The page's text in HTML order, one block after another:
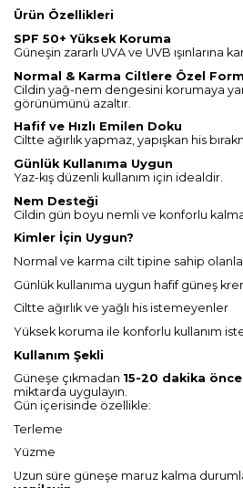
Ürün Özellikleri
SPF 50+ Yüksek Koruma
Güneşin zararlı UVA ve UVB ışınlarına
Normal & Karma Ciltlere Özel
Cildin yağ-nem dengesini korumaya
görünümünü azaltır.
Hafif ve Hızlı Emilen Doku
Ciltte ağırlık yapmaz, yapışkan his
Günlük Kullanıma Uygun
Yaz-kış düzenli kullanım için idealdir.
Nem Desteği
Cildin gün boyu nemli ve konforlu
Kimler İçin Uygun?
Normal ve karma cilt tipine sahip
Günlük kullanıma uygun hafif güneş
Ciltte ağırlık ve yağlı his istemeyenler
Yüksek koruma ile konforlu kullanım
Kullanım Şekli
Güneşe çıkmadan 15-20 dakika önce
miktarda uygulayın.
Gün içerisinde özellikle:
Terleme
Yüzme
Uzun süre güneşe maruz kalma